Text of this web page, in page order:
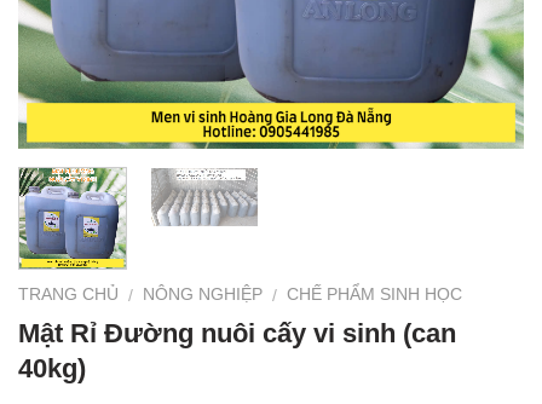
TRANG CHỦ / NÔNG NGHIỆP / CHẾ PHẨM SINH HỌC
Mật Rỉ Đường nuôi cấy vi sinh (can
40kg)